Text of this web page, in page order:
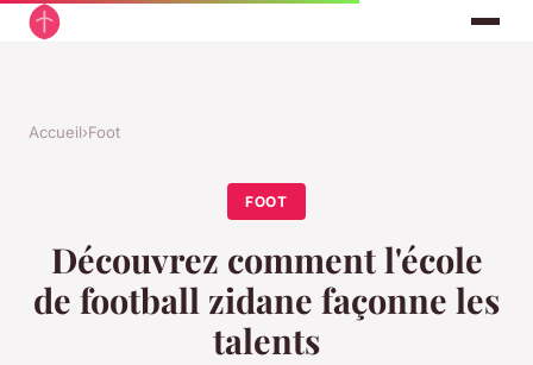
Accueil›Foot
FOOT
Découvrez comment l'école
de football zidane façonne les
talents